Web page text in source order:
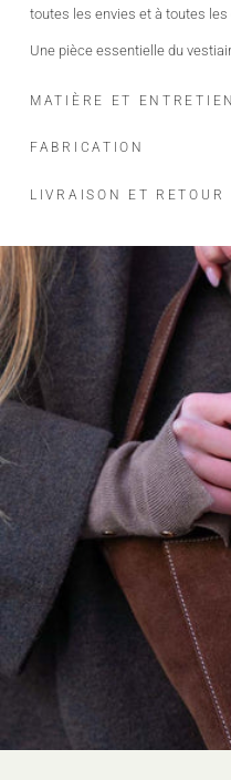
toutes les envies et à toutes
Une pièce essentielle du
MATIÈRE ET ENTRETIEN
FABRICATION
LIVRAISON ET RETOUR